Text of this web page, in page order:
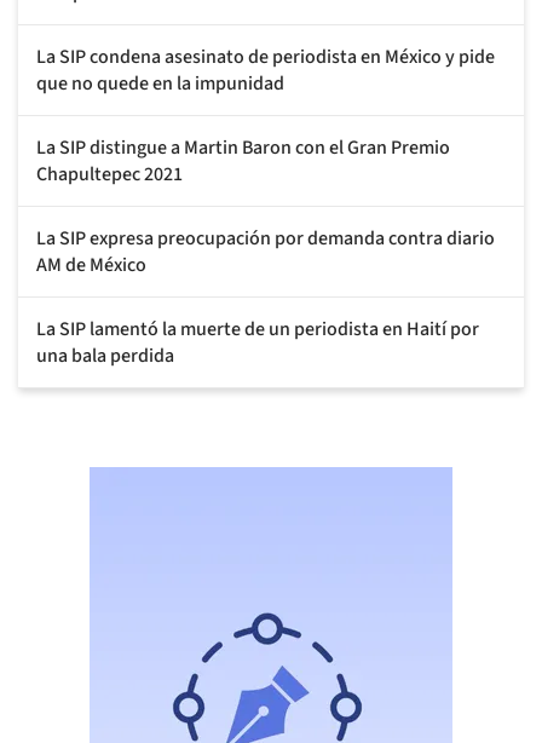
La SIP condena asesinato de periodista en México y pide
que no quede en la impunidad
La SIP distingue a Martin Baron con el Gran Premio
Chapultepec 2021
La SIP expresa preocupación por demanda contra diario
AM de México
La SIP lamentó la muerte de un periodista en Haití por
una bala perdida